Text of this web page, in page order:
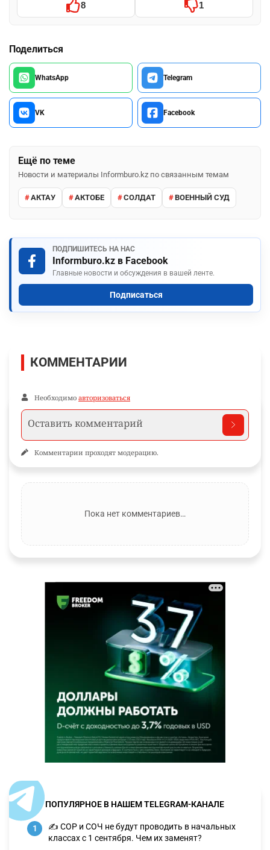
8 1
Поделиться
WhatsApp Telegram
VK Facebook
Ещё по теме
Новости и материалы Informburo.kz по связанным темам
АКТАУ АКТОБЕ СОЛДАТ ВОЕННЫЙ СУД
ПОДПИШИТЕСЬ НА НАС
Informburo.kz в Facebook
Главные новости и обсуждения в вашей ленте.
Подписаться
КОММЕНТАРИИ
Необходимо авторизоваться
Комментарии проходят модерацию.
Пока нет комментариев…
ПОПУЛЯРНОЕ В НАШЕМ TELEGRAM-КАНАЛЕ
1
✍️ СОР и СОЧ не будут проводить в начальных
классах с 1 сентября. Чем их заменят?